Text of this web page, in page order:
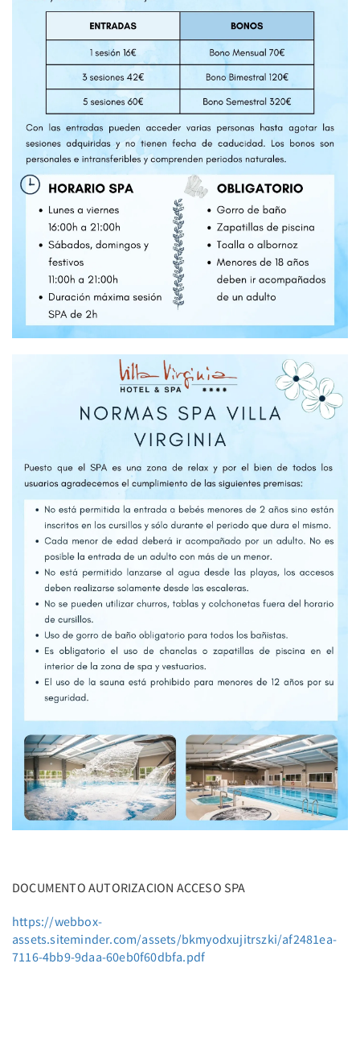
DOCUMENTO AUTORIZACION ACCESO SPA
https://webbox-
assets.siteminder.com/assets/bkmyodxujitrszki/af2481ea-
7116-4bb9-9daa-60eb0f60dbfa.pdf